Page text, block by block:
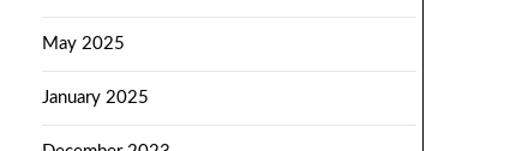
May 2025
January 2025